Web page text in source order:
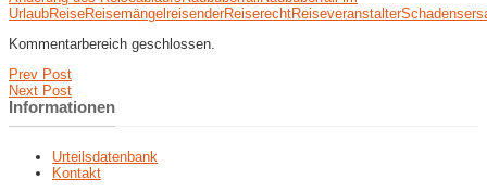
UrlaubReiseReisemängelreisenderReiserechtReiseveranstalter
Kommentarbereich geschlossen.
Prev Post
Next Post
Informationen
Urteilsdatenbank
Kontakt